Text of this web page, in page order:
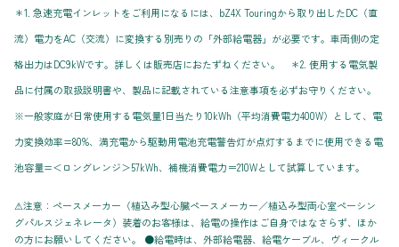
＊1. 急速充電インレットをご利用になるには、bZ4X Touringから取り出したDC（直
流）電力をAC（交流）に変換する別売りの「外部給電器」が必要です。車両側の定
格出力はDC9kWです。詳しくは販売店におたずねください。 ＊2. 使用する電気製
品に付属の取扱説明書や、製品に記載されている注意事項を必ずお守りください。
※一般家庭が日常使用する電気量1日当たり10kWh（平均消費電力400W）として、電
力変換効率=80%、満充電から駆動用電池充電警告灯が点灯するまでに使用できる電
池容量=＜ロングレンジ＞57kWh、補機消費電力＝210Wとして試算しています。
⚠注意：ペースメーカー（植込み型心臓ペースメーカー／植込み型両心室ペーシン
グパルスジェネレータ）装着のお客様は、給電の操作はご自身ではなさらず、ほか
の方にお願いしてください。 ●給電時は、外部給電器、給電ケーブル、ヴィークル